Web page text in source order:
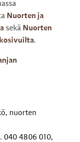
Nuorten ja
sekä Nuorten
.
nuorten
040 4806 010,